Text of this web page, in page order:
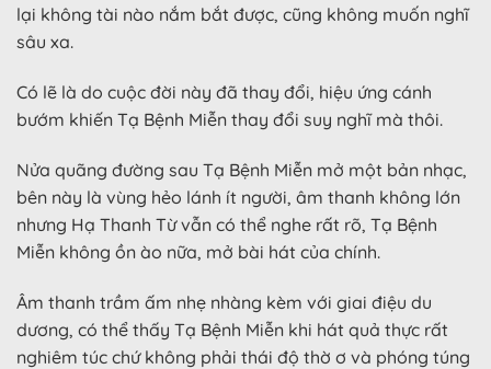
lại không tài nào nắm bắt được, cũng không muốn nghĩ
sâu xa.
Có lẽ là do cuộc đời này đã thay đổi, hiệu ứng cánh
bướm khiến Tạ Bệnh Miễn thay đổi suy nghĩ mà thôi.
Nửa quãng đường sau Tạ Bệnh Miễn mở một bản nhạc,
bên này là vùng hẻo lánh ít người, âm thanh không lớn
nhưng Hạ Thanh Từ vẫn có thể nghe rất rõ, Tạ Bệnh
Miễn không ồn ào nữa, mở bài hát của chính.
Âm thanh trầm ấm nhẹ nhàng kèm với giai điệu du
dương, có thể thấy Tạ Bệnh Miễn khi hát quả thực rất
nghiêm túc chứ không phải thái độ thờ ơ và phóng túng